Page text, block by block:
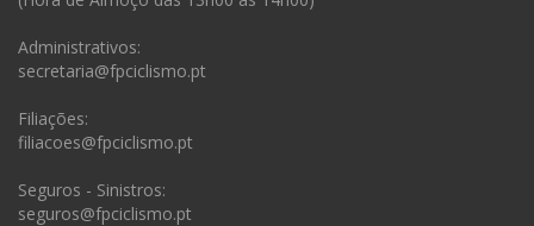
Administrativos:
secretaria@fpciclismo.pt
Filiações:
filiacoes@fpciclismo.pt
Seguros - Sinistros:
seguros@fpciclismo.pt